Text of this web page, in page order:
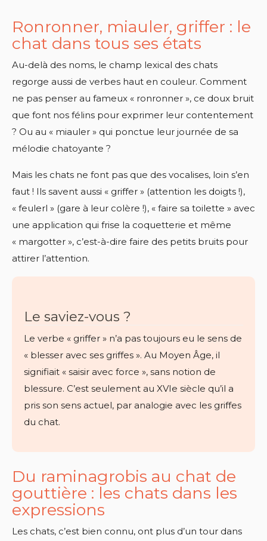
Ronronner, miauler, griffer : le
chat dans tous ses états
Au-delà des noms, le champ lexical des chats
regorge aussi de verbes haut en couleur. Comment
ne pas penser au fameux « ronronner », ce doux bruit
que font nos félins pour exprimer leur contentement
? Ou au « miauler » qui ponctue leur journée de sa
mélodie chatoyante ?
Mais les chats ne font pas que des vocalises, loin s’en
faut ! Ils savent aussi « griffer » (attention les doigts !),
« feulerl » (gare à leur colère !), « faire sa toilette » avec
une application qui frise la coquetterie et même
« margotter », c’est-à-dire faire des petits bruits pour
attirer l’attention.
Le saviez-vous ?
Le verbe « griffer » n’a pas toujours eu le sens de
« blesser avec ses griffes ». Au Moyen Âge, il
signifiait « saisir avec force », sans notion de
blessure. C’est seulement au XVIe siècle qu’il a
pris son sens actuel, par analogie avec les griffes
du chat.
Du raminagrobis au chat de
gouttière : les chats dans les
expressions
Les chats, c’est bien connu, ont plus d’un tour dans